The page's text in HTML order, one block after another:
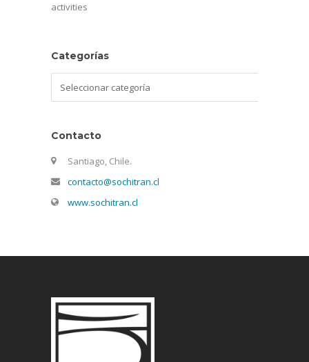
activities
Categorías
Contacto
Santiago, Chile.
contacto@sochitran.cl
www.sochitran.cl